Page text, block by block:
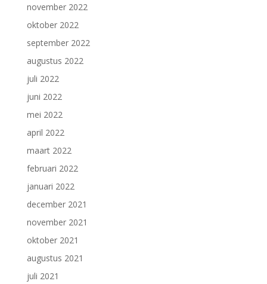
november 2022
oktober 2022
september 2022
augustus 2022
juli 2022
juni 2022
mei 2022
april 2022
maart 2022
februari 2022
januari 2022
december 2021
november 2021
oktober 2021
augustus 2021
juli 2021